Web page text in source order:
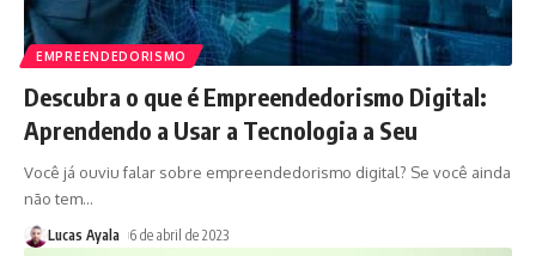
EMPREENDEDORISMO
Descubra o que é Empreendedorismo Digital:
Aprendendo a Usar a Tecnologia a Seu
Você já ouviu falar sobre empreendedorismo digital? Se você ainda
não tem…
Lucas Ayala 6 de abril de 2023